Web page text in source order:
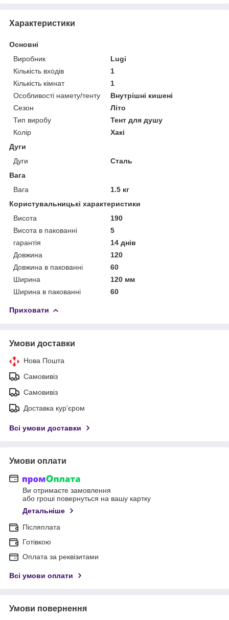
Характеристики
Основні
Виробник
Lugi
Кількість входів
1
Кількість кімнат
1
Особливості намету/тенту
Внутрішні кишені
Сезон
Літо
Тип виробу
Тент для душу
Колір
Хакі
Дуги
Дуги
Сталь
Вага
Вага
1.5 кг
Користувальницькі характеристики
Висота
190
Висота в пакованні
5
гарантія
14 днів
Довжина
120
Довжина в пакованні
60
Ширина
120 мм
Ширина в пакованні
60
Приховати
Умови доставки
Нова Пошта
Самовивіз
Самовивіз
Доставка кур'єром
Всі умови доставки
Умови оплати
Ви отримаєте замовлення
або гроші повернуться на вашу картку
Детальніше
Післяплата
Готівкою
Оплата за реквізитами
Всі умови оплати
Умови повернення